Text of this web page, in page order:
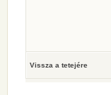
Vissza a tetejére